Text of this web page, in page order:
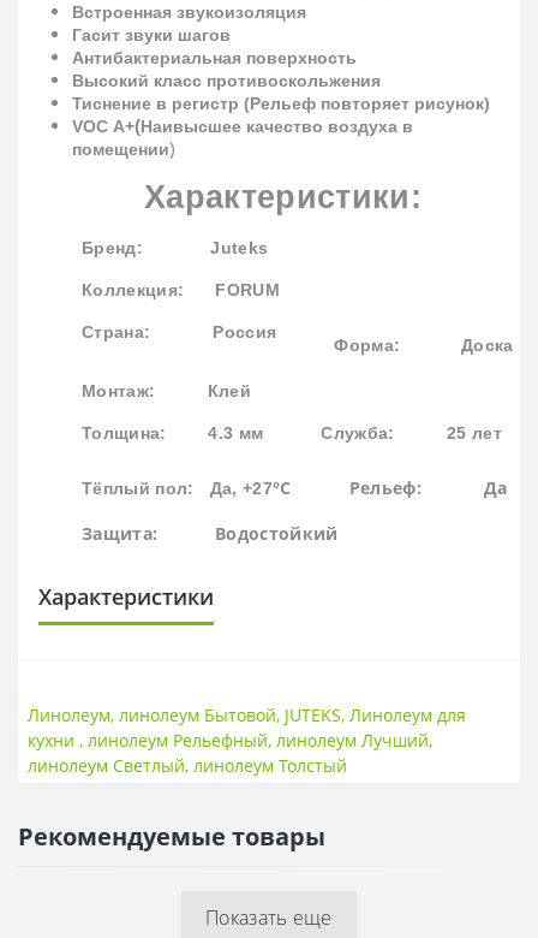
Встроенная звукоизоляция
Гасит звуки шагов
Антибактериальная поверхность
Высокий класс противоскольжения
Тиснение в регистр (Рельеф повторяет рисунок)
VOC A+(Наивысшее качество воздуха в
помещении)
Характеристики:
Бренд: Juteks
Коллекция: FORUM
Страна: Россия
Форма: Доска
Монтаж: Клей
Толщина: 4.3 мм Служба: 25 лет
Тёплый пол: Да, +27°С
Рельеф: Да
Защита: Водостойкий
Характеристики
Основа Пена + текстиль
ПОВЕРХНОСТЬ
ТОЛЩИНА
ТОЛЩИНА ЗАЩИТНОГО СЛОЯ
Линолеум, линолеум Бытовой, JUTEKS, Линолеум для
кухни , линолеум Рельефный, линолеум Лучший,
линолеум Светлый, линолеум Толстый
Рекомендуемые товары
Показать еще